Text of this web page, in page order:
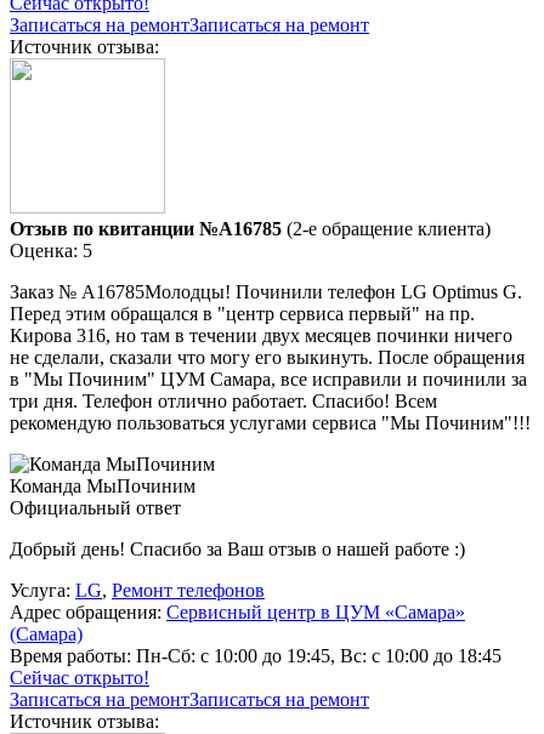
Записаться на ремонтЗаписаться на ремонт
Источник отзыва:
Отзыв по квитанции №A16785 (2-е обращение клиента)
Оценка: 5
Заказ № А16785Молодцы! Починили телефон LG Optimus G.
Перед этим обращался в "центр сервиса первый" на пр.
Кирова 316, но там в течении двух месяцев починки ничего
не сделали, сказали что могу его выкинуть. После обращения
в "Мы Починим" ЦУМ Самара, все исправили и починили за
три дня. Телефон отлично работает. Спасибо! Всем
рекомендую пользоваться услугами сервиса "Мы Починим"!!!
Команда МыПочиним
Официальный ответ
Добрый день! Спасибо за Ваш отзыв о нашей работе :)
Услуга: LG, Ремонт телефонов
Адрес обращения: Сервисный центр в ЦУМ «Самара»
(Самара)
Время работы: Пн-Сб: с 10:00 до 19:45, Вс: с 10:00 до 18:45
Сейчас открыто!
Записаться на ремонтЗаписаться на ремонт
Источник отзыва: